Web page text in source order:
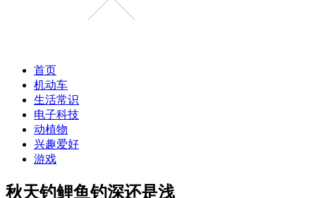
首页
机动车
生活常识
电子科技
动植物
兴趣爱好
游戏
秋天钓鲤鱼钓深还是浅